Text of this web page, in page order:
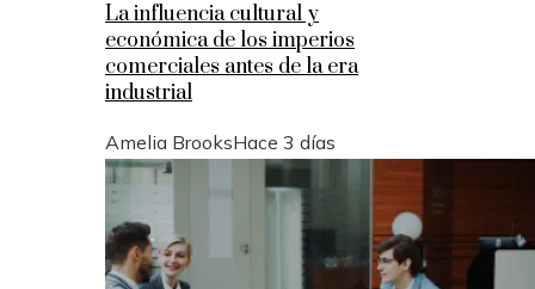
La influencia cultural y
económica de los imperios
comerciales antes de la era
industrial
Amelia BrooksHace 3 días